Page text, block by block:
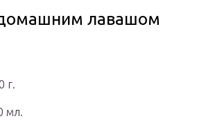
домашним лавашом
г.
мл.